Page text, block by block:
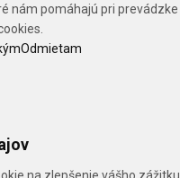
nám pomáhajú pri prevádzke
Odmietam